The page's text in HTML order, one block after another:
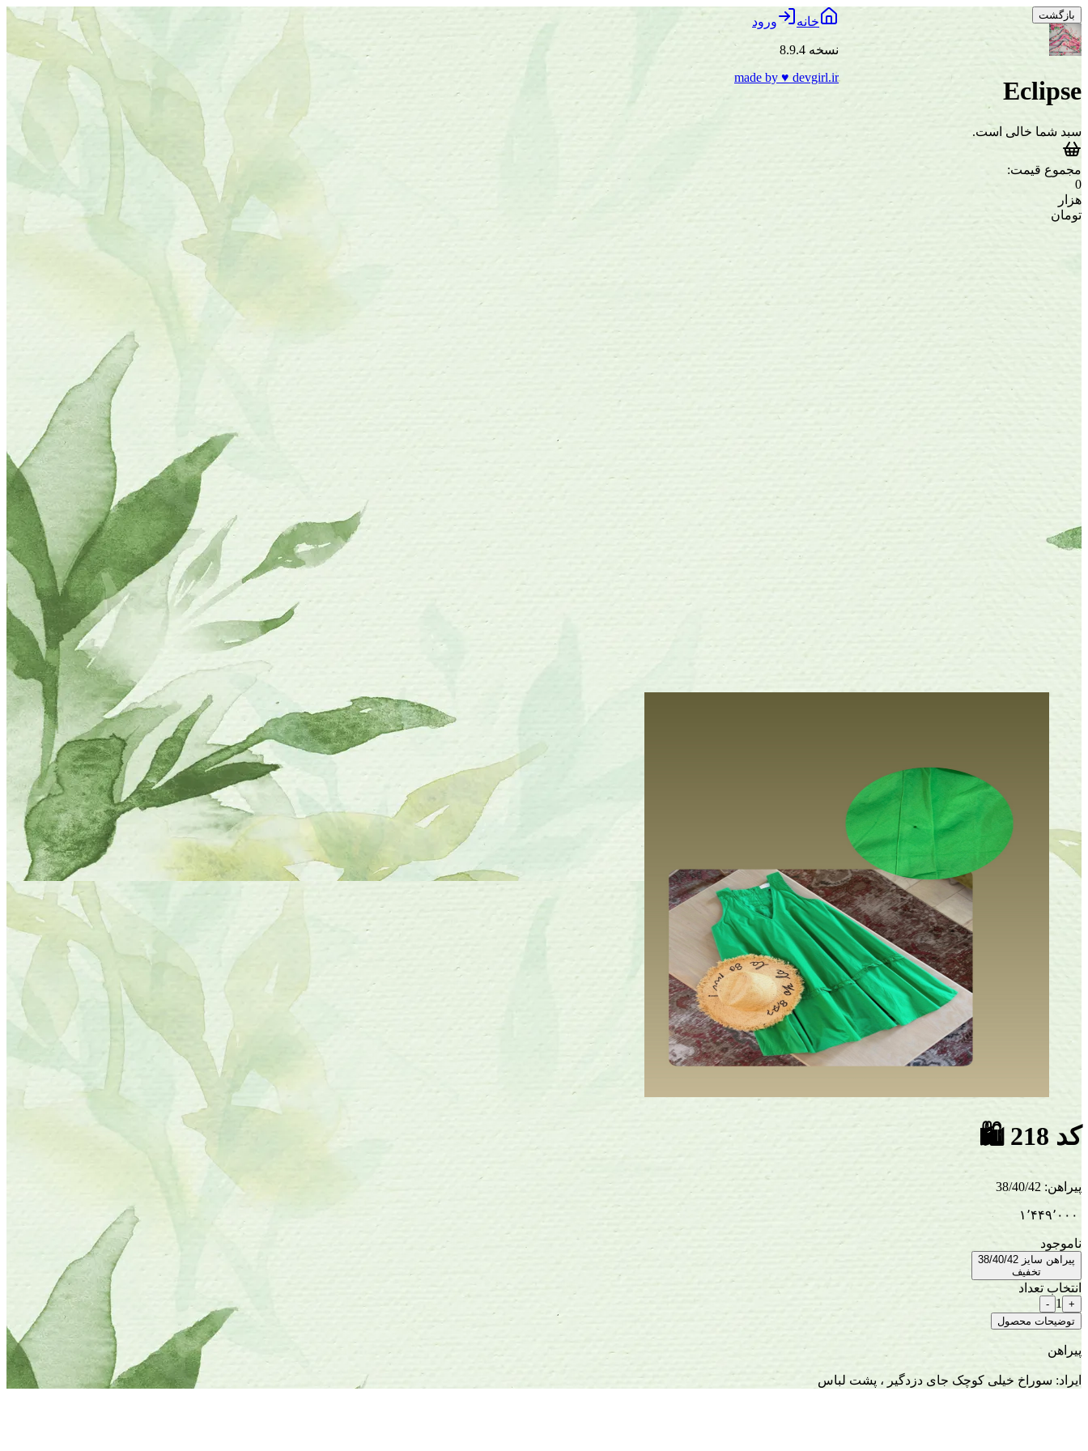
خانه ورود
نسخه 8.9.4
made by ♥ devgirl.ir
بازگشت
Eclipse
سبد شما خالی است.
مجموع قیمت:
0
هزار
تومان
کد 218 🛍
پیراهن:
38/40/42
ناموجود
پیراهن سایز 38/40/42
تخفیف
انتخاب تعداد
+
1
-
توضیحات محصول